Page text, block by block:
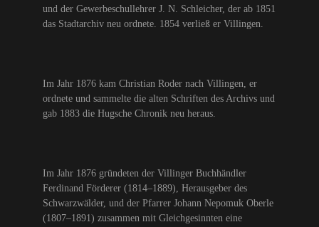
und der Gewerbeschullehrer J. N. Schleicher, der ab 1851
das Stadtarchiv neu ordnete. 1854 verließ er Villingen.
Im Jahr 1876 kam Christian Roder nach Villingen, er
ordnete und sammelte die alten Schriften des Archivs und
gab 1883 die Hugsche Chronik neu heraus.
Im Jahr 1876 gründeten der Villinger Buchhändler
Ferdinand Förderer (1814–1889), Herausgeber des
Schwarzwälder, und der Pfarrer Johann Nepomuk Oberle
(1807–1891) zusammen mit Gleichgesinnten eine